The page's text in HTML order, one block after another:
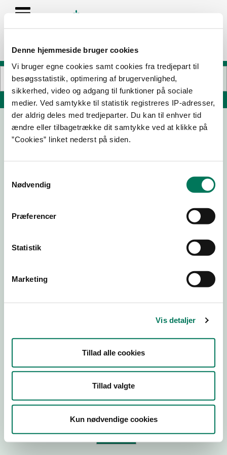
Denne hjemmeside bruger cookies
Vi bruger egne cookies samt cookies fra tredjepart til
besøgsstatistik, optimering af brugervenlighed,
sikkerhed, video og adgang til funktioner på sociale
medier. Ved samtykke til statistik registreres IP-adresser,
der aldrig deles med tredjeparter. Du kan til enhver tid
ændre eller tilbagetrække dit samtykke ved at klikke på
”Cookies” linket nederst på siden.
Nødvendig
Præferencer
Statistik
Marketing
Vis detaljer
Tillad alle cookies
Tillad valgte
Kun nødvendige cookies
Søg på adresse, postnummer, by, firmanavn
Virksomhedstype
ID-nummer
P-nr
Tilføj smiley til dit website
Kopier link til at indsætte på virksomhedens hjemmeside